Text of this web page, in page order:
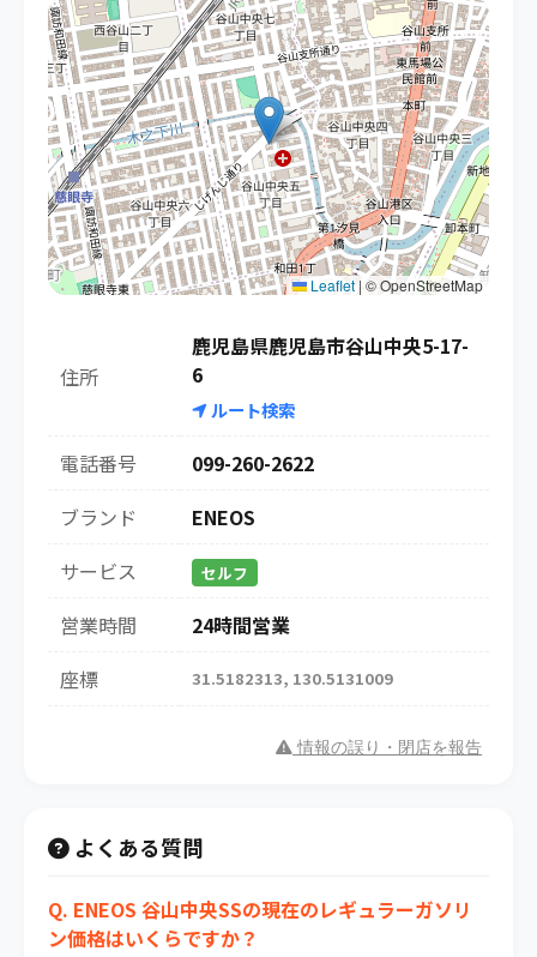
Leaflet | © OpenStreetMap
住所
鹿児島県鹿児島市谷山中央5-17-
6
ルート検索
電話番号
099-260-2622
ブランド
ENEOS
サービス
セルフ
営業時間
24時間営業
座標
31.5182313, 130.5131009
情報の誤り・閉店を報告
よくある質問
Q. ENEOS 谷山中央SSの現在のレギュラーガソリ
ン価格はいくらですか？